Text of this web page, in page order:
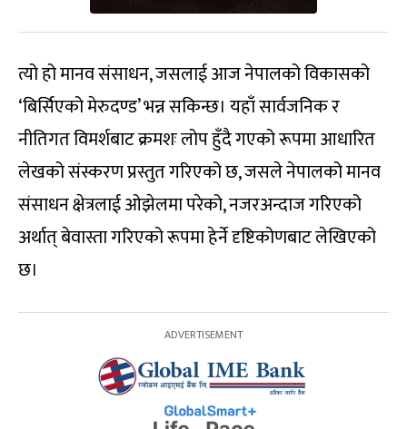
त्यो हो मानव संसाधन, जसलाई आज नेपालको विकासको
‘बिर्सिएको मेरुदण्ड’ भन्न सकिन्छ। यहाँ सार्वजनिक र
नीतिगत विमर्शबाट क्रमशः लोप हुँदै गएको रूपमा आधारित
लेखको संस्करण प्रस्तुत गरिएको छ, जसले नेपालको मानव
संसाधन क्षेत्रलाई ओझेलमा परेको, नजरअन्दाज गरिएको
अर्थात् बेवास्ता गरिएको रूपमा हेर्ने दृष्टिकोणबाट लेखिएको
छ।